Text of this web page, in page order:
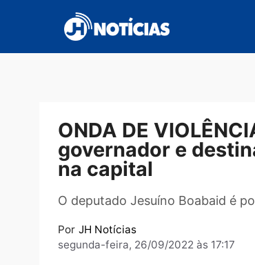
conteúdo
ONDA DE
governador e
na capital
O deputado Jesuíno
Por
JH Notícias